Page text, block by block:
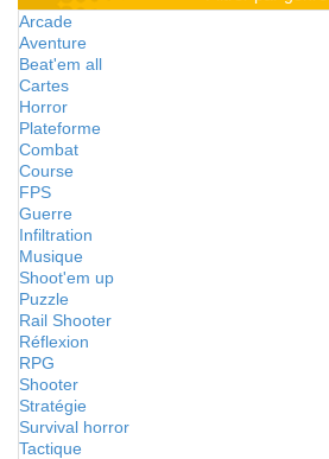
Arcade
Aventure
Beat'em all
Cartes
Horror
Plateforme
Combat
Course
FPS
Guerre
Infiltration
Musique
Shoot'em up
Puzzle
Rail Shooter
Réflexion
RPG
Shooter
Stratégie
Survival horror
Tactique